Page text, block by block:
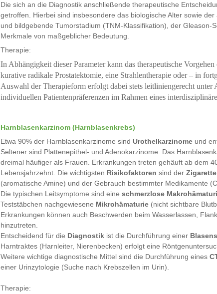
Die sich an die Diagnostik anschließende therapeutische
getroffen. Hierbei sind insbesondere das biologische Alter sowie
und bildgebende Tumorstadium (TNM-Klassifikation), der Gleason-
Merkmale von maßgeblicher Bedeutung.
Therapie:
In Abhängigkeit dieser Parameter kann das therapeutische
kurative radikale Prostatektomie, eine Strahlentherapie oder – in
Auswahl der Therapieform erfolgt dabei stets leitliniengerecht
individuellen Patientenpräferenzen im Rahmen eines
Harnblasenkarzinom (Harnblasenkrebs)
Etwa 90% der Harnblasenkarzinome sind Urothelkarzinome und
Seltener sind Plattenepithel- und Adenokarzinome. Das
dreimal häufiger als Frauen. Erkrankungen treten gehäuft ab dem
Lebensjahrzehnt. Die wichtigsten Risikofaktoren sind der
(aromatische Amine) und der Gebrauch bestimmter Medikamente
Die typischen Leitsymptome sind eine schmerzlose
Teststäbchen nachgewiesene Mikrohämaturie (nicht sichtbare
Erkrankungen können auch Beschwerden beim Wasserlassen,
hinzutreten.
Entscheidend für die Diagnostik ist die Durchführung einer
Harntraktes (Harnleiter, Nierenbecken) erfolgt eine
Weitere wichtige diagnostische Mittel sind die Durchführung eines
einer Urinzytologie (Suche nach Krebszellen im Urin).
Therapie: